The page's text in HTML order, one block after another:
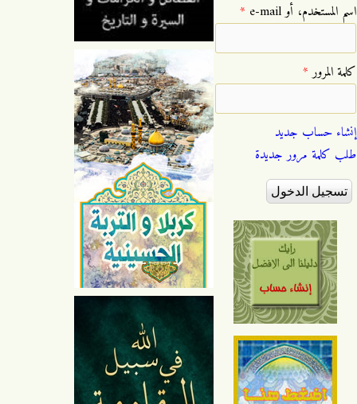
‏اسم المستخدم، أو e-mail ‏ *
‏كلمة المرور ‏*
إنشاء حساب جديد
طلب كلمة مرور جديدة